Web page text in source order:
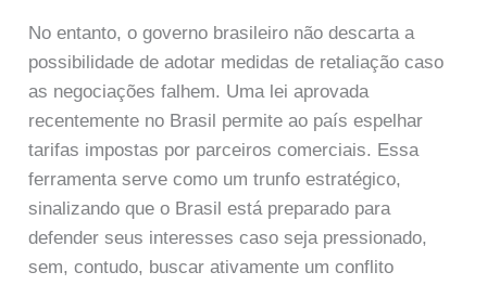
No entanto, o governo brasileiro não descarta a
possibilidade de adotar medidas de retaliação caso
as negociações falhem. Uma lei aprovada
recentemente no Brasil permite ao país espelhar
tarifas impostas por parceiros comerciais. Essa
ferramenta serve como um trunfo estratégico,
sinalizando que o Brasil está preparado para
defender seus interesses caso seja pressionado,
sem, contudo, buscar ativamente um conflito